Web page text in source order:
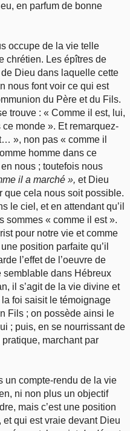
en parfum de bonne
occupe de la vie telle
chrétien. Les épîtres de
Dieu dans laquelle cette
nous font voir ce qui est
du Père et du Fils.
trouve : « Comme il est, lui,
monde ». Et remarquez-
», non pas « comme il
homme dans ce
nous ; toutefois nous
il a marché », et Dieu
que cela nous soit possible.
le ciel, et en attendant qu’il
sommes « comme il est ».
pour notre vie et comme
position parfaite qu’il
l’effet de l’oeuvre de
semblable dans Hébreux
il s’agit de la vie divine et
foi saisit le témoignage
Fils ; on possède ainsi le
; puis, en se nourrissant de
marchant par
un compte-rendu de la vie
ni non plus un objectif
mais c’est une position
qui est vraie devant Dieu